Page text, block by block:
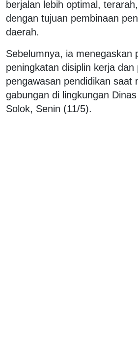
berjalan lebih optimal,
dengan tujuan pembinaan
daerah.
Sebelumnya, ia menegaskan
peningkatan disiplin kerja dan
pengawasan pendidikan saat
gabungan di lingkungan
Solok, Senin (11/5).